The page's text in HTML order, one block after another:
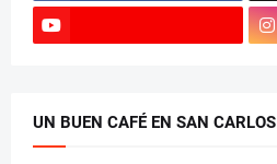
UN BUEN CAFÉ EN SAN CARLOS